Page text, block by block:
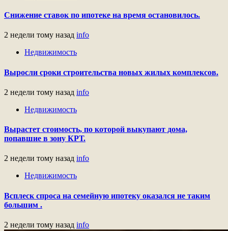
Снижение ставок по ипотеке на время остановилось.
2 недели тому назад info
Недвижимость
Выросли сроки строительства новых жилых комплексов.
2 недели тому назад info
Недвижимость
Вырастет стоимость, по которой выкупают дома,
попавшие в зону КРТ.
2 недели тому назад info
Недвижимость
Всплеск спроса на семейную ипотеку оказался не таким
большим .
2 недели тому назад info